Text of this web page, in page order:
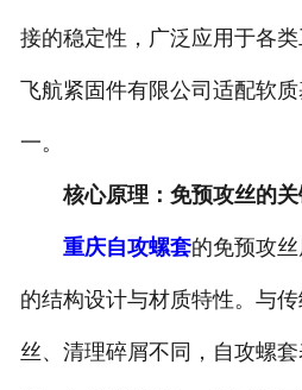
接的稳定性，广泛应用于各
飞航紧固件有限公司适配软
一。
核心原理：免预攻丝的
重庆自攻螺套的免预攻
的结构设计与材质特性。与
丝、清理碎屑不同，自攻螺